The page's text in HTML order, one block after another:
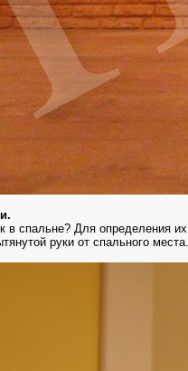
в спальне? Для определения
руки от спального места.